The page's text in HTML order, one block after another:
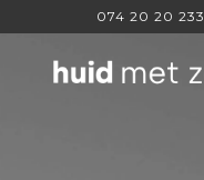
074 20 20 233